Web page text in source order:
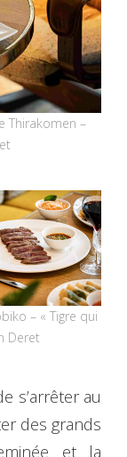
Thirakomen –
– « Tigre qui
Deret
s’arrêter au
des grands
et la